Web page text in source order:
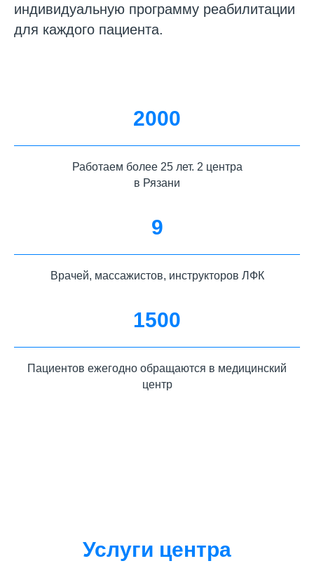
индивидуальную программу реабилитации
для каждого пациента.
2000
Работаем более 25 лет. 2 центра
в Рязани
9
Врачей, массажистов, инструкторов ЛФК
1500
Пациентов ежегодно обращаются в медицинский
центр
Услуги центра